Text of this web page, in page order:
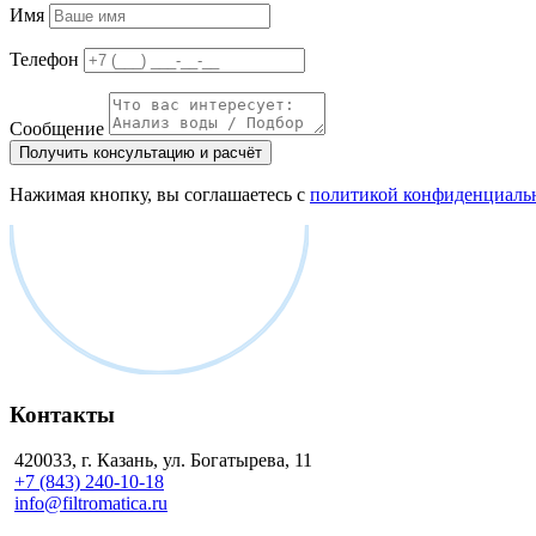
Имя
Телефон
Сообщение
Получить консультацию и расчёт
Нажимая кнопку, вы соглашаетесь с политикой
Контакты
420033, г. Казань, ул. Богатырева, 11
+7 (843) 240-10-18
info@filtromatica.ru